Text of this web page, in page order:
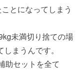
とになってしまう
未満切り捨ての場
まうんです。
助セットを全て